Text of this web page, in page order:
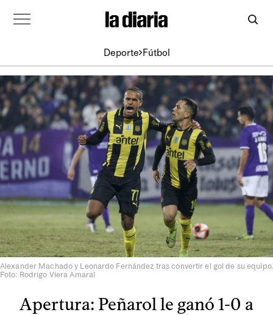
Deporte Fútbol
Alexander Machado y Leonardo Fernández tras convertir el gol de su equipo.
Foto: Rodrigo Viera Amaral
Apertura: Peñarol le ganó 1-0 a